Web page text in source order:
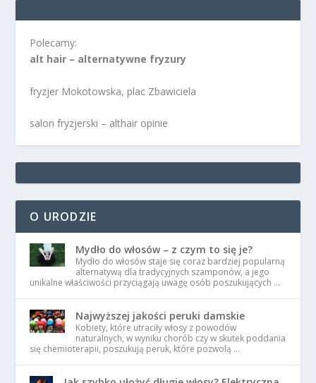
Polecamy:
alt hair – alternatywne fryzury
fryzjer Mokotowska, plac Zbawiciela
salon fryzjerski – althair opinie
O URODZIE
Mydło do włosów – z czym to się je?
Mydło do włosów staje się coraz bardziej popularną
alternatywą dla tradycyjnych szamponów, a jego
unikalne właściwości przyciągają uwagę osób poszukujących …
Najwyższej jakości peruki damskie
Kobiety, które utraciły włosy z powodów
naturalnych, w wyniku chorób czy w skutek poddania
się chemioterapii, poszukują peruk, które pozwolą …